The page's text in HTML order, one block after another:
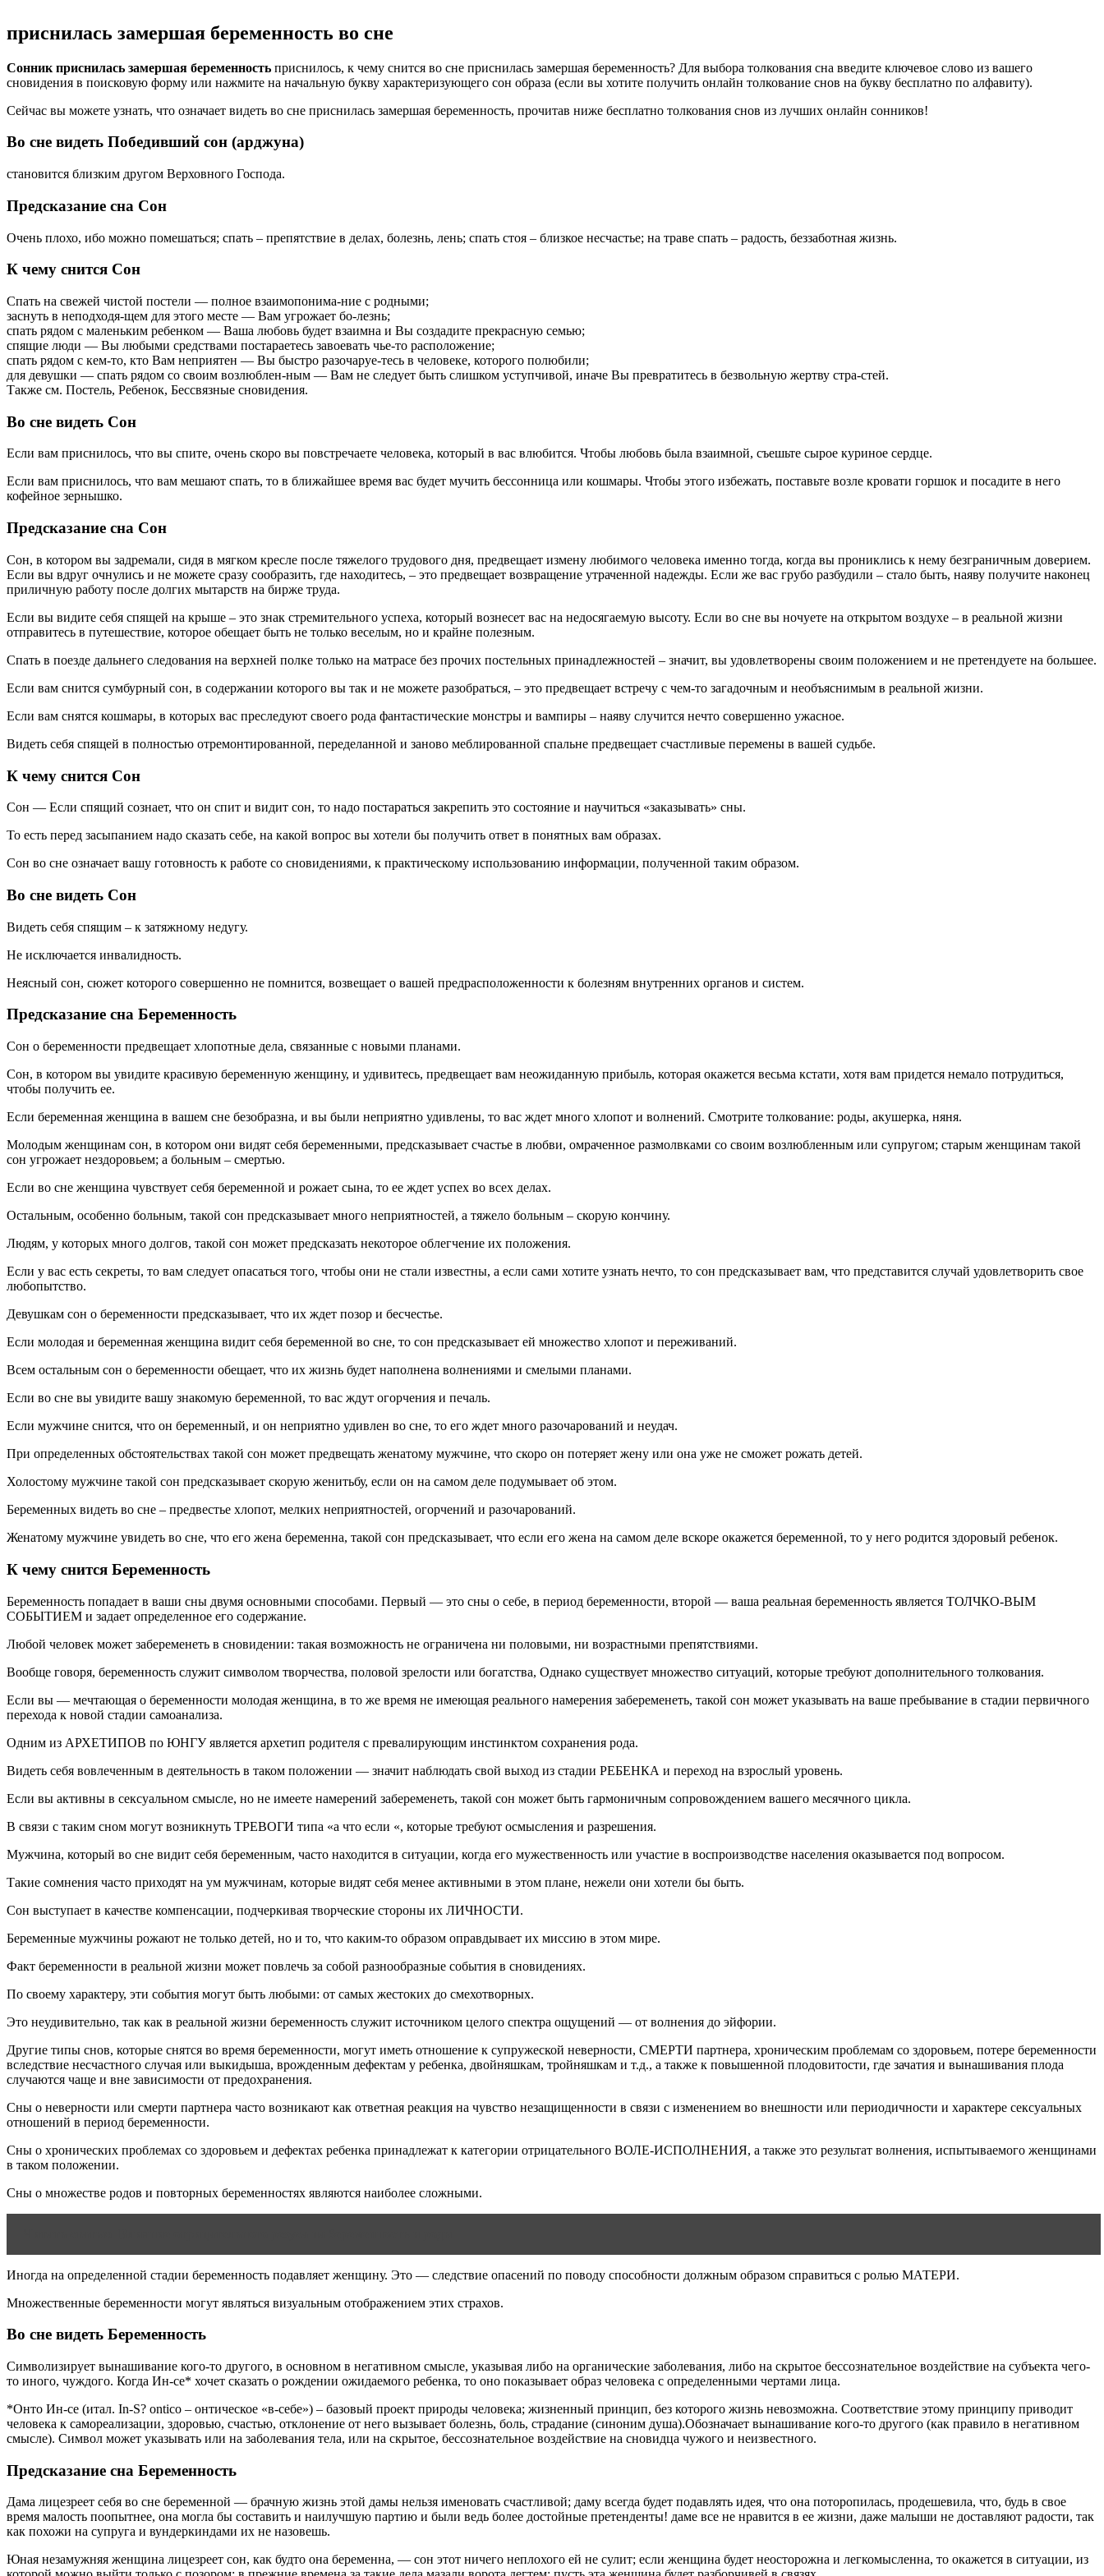
приснилась замершая беременность во сне
Сонник приснилась замершая беременность приснилось, к чему снится во сне приснилась замершая беременность? Для выбора толкования сна введите ключевое слово из вашего
сновидения в поисковую форму или нажмите на начальную букву характеризующего сон образа (если вы хотите получить онлайн толкование снов на букву бесплатно по алфавиту).
Сейчас вы можете узнать, что означает видеть во сне приснилась замершая беременность, прочитав ниже бесплатно толкования снов из лучших онлайн сонников!
Во сне видеть Победивший сон (арджуна)
становится близким другом Верховного Господа.
Предсказание сна Сон
Очень плохо, ибо можно помешаться; спать – препятствие в делах, болезнь, лень; спать стоя – близкое несчастье; на траве спать – радость, беззаботная жизнь.
К чему снится Сон
Спать на свежей чистой постели — полное взаимопонима-ние с родными;
заснуть в неподходя-щем для этого месте — Вам угрожает бо-лезнь;
спать рядом с маленьким ребенком — Ваша любовь будет взаимна и Вы создадите прекрасную семью;
спящие люди — Вы любыми средствами постараетесь завоевать чье-то расположение;
спать рядом с кем-то, кто Вам неприятен — Вы быстро разочаруе-тесь в человеке, которого полюбили;
для девушки — спать рядом со своим возлюблен-ным — Вам не следует быть слишком уступчивой, иначе Вы превратитесь в безвольную жертву стра-стей.
Также см. Постель, Ребенок, Бессвязные сновидения.
Во сне видеть Сон
Если вам приснилось, что вы спите, очень скоро вы повстречаете человека, который в вас влюбится. Чтобы любовь была взаимной, съешьте сырое куриное сердце.
Если вам приснилось, что вам мешают спать, то в ближайшее время вас будет мучить бессонница или кошмары. Чтобы этого избежать, поставьте возле кровати горшок и посадите в него
кофейное зернышко.
Предсказание сна Сон
Сон, в котором вы задремали, сидя в мягком кресле после тяжелого трудового дня, предвещает измену любимого человека именно тогда, когда вы прониклись к нему безграничным доверием.
Если вы вдруг очнулись и не можете сразу сообразить, где находитесь, – это предвещает возвращение утраченной надежды. Если же вас грубо разбудили – стало быть, наяву получите наконец
приличную работу после долгих мытарств на бирже труда.
Если вы видите себя спящей на крыше – это знак стремительного успеха, который вознесет вас на недосягаемую высоту. Если во сне вы ночуете на открытом воздухе – в реальной жизни
отправитесь в путешествие, которое обещает быть не только веселым, но и крайне полезным.
Спать в поезде дальнего следования на верхней полке только на матрасе без прочих постельных принадлежностей – значит, вы удовлетворены своим положением и не претендуете на большее.
Если вам снится сумбурный сон, в содержании которого вы так и не можете разобраться, – это предвещает встречу с чем-то загадочным и необъяснимым в реальной жизни.
Если вам снятся кошмары, в которых вас преследуют своего рода фантастические монстры и вампиры – наяву случится нечто совершенно ужасное.
Видеть себя спящей в полностью отремонтированной, переделанной и заново меблированной спальне предвещает счастливые перемены в вашей судьбе.
К чему снится Сон
Сон — Если спящий сознает, что он спит и видит сон, то надо постараться закрепить это состояние и научиться «заказывать» сны.
То есть перед засыпанием надо сказать себе, на какой вопрос вы хотели бы получить ответ в понятных вам образах.
Сон во сне означает вашу готовность к работе со сновидениями, к практическому использованию информации, полученной таким образом.
Во сне видеть Сон
Видеть себя спящим – к затяжному недугу.
Не исключается инвалидность.
Неясный сон, сюжет которого совершенно не помнится, возвещает о вашей предрасположенности к болезням внутренних органов и систем.
Предсказание сна Беременность
Сон о беременности предвещает хлопотные дела, связанные с новыми планами.
Сон, в котором вы увидите красивую беременную женщину, и удивитесь, предвещает вам неожиданную прибыль, которая окажется весьма кстати, хотя вам придется немало потрудиться,
чтобы получить ее.
Если беременная женщина в вашем сне безобразна, и вы были неприятно удивлены, то вас ждет много хлопот и волнений. Смотрите толкование: роды, акушерка, няня.
Молодым женщинам сон, в котором они видят себя беременными, предсказывает счастье в любви, омраченное размолвками со своим возлюбленным или супругом; старым женщинам такой
сон угрожает нездоровьем; а больным – смертью.
Если во сне женщина чувствует себя беременной и рожает сына, то ее ждет успех во всех делах.
Остальным, особенно больным, такой сон предсказывает много неприятностей, а тяжело больным – скорую кончину.
Людям, у которых много долгов, такой сон может предсказать некоторое облегчение их положения.
Если у вас есть секреты, то вам следует опасаться того, чтобы они не стали известны, а если сами хотите узнать нечто, то сон предсказывает вам, что представится случай удовлетворить свое
любопытство.
Девушкам сон о беременности предсказывает, что их ждет позор и бесчестье.
Если молодая и беременная женщина видит себя беременной во сне, то сон предсказывает ей множество хлопот и переживаний.
Всем остальным сон о беременности обещает, что их жизнь будет наполнена волнениями и смелыми планами.
Если во сне вы увидите вашу знакомую беременной, то вас ждут огорчения и печаль.
Если мужчине снится, что он беременный, и он неприятно удивлен во сне, то его ждет много разочарований и неудач.
При определенных обстоятельствах такой сон может предвещать женатому мужчине, что скоро он потеряет жену или она уже не сможет рожать детей.
Холостому мужчине такой сон предсказывает скорую женитьбу, если он на самом деле подумывает об этом.
Беременных видеть во сне – предвестье хлопот, мелких неприятностей, огорчений и разочарований.
Женатому мужчине увидеть во сне, что его жена беременна, такой сон предсказывает, что если его жена на самом деле вскоре окажется беременной, то у него родится здоровый ребенок.
К чему снится Беременность
Беременность попадает в ваши сны двумя основными способами. Первый — это сны о себе, в период беременности, второй — ваша реальная беременность является ТОЛЧКО-ВЫМ
СОБЫТИЕМ и задает определенное его содержание.
Любой человек может забеременеть в сновидении: такая возможность не ограничена ни половыми, ни возрастными препятствиями.
Вообще говоря, беременность служит символом творчества, половой зрелости или богатства, Однако существует множество ситуаций, которые требуют дополнительного толкования.
Если вы — мечтающая о беременности молодая женщина, в то же время не имеющая реального намерения забеременеть, такой сон может указывать на ваше пребывание в стадии первичного
перехода к новой стадии самоанализа.
Одним из АРХЕТИПОВ по ЮНГУ является архетип родителя с превалирующим инстинктом сохранения рода.
Видеть себя вовлеченным в деятельность в таком положении — значит наблюдать свой выход из стадии РЕБЕНКА и переход на взрослый уровень.
Если вы активны в сексуальном смысле, но не имеете намерений забеременеть, такой сон может быть гармоничным сопровождением вашего месячного цикла.
В связи с таким сном могут возникнуть ТРЕВОГИ типа «а что если «, которые требуют осмысления и разрешения.
Мужчина, который во сне видит себя беременным, часто находится в ситуации, когда его мужественность или участие в воспроизводстве населения оказывается под вопросом.
Такие сомнения часто приходят на ум мужчинам, которые видят себя менее активными в этом плане, нежели они хотели бы быть.
Сон выступает в качестве компенсации, подчеркивая творческие стороны их ЛИЧНОСТИ.
Беременные мужчины рожают не только детей, но и то, что каким-то образом оправдывает их миссию в этом мире.
Факт беременности в реальной жизни может повлечь за собой разнообразные события в сновидениях.
По своему характеру, эти события могут быть любыми: от самых жестоких до смехотворных.
Это неудивительно, так как в реальной жизни беременность служит источником целого спектра ощущений — от волнения до эйфории.
Другие типы снов, которые снятся во время беременности, могут иметь отношение к супружеской неверности, СМЕРТИ партнера, хроническим проблемам со здоровьем, потере беременности
вследствие несчастного случая или выкидыша, врожденным дефектам у ребенка, двойняшкам, тройняшкам и т.д., а также к повышенной плодовитости, где зачатия и вынашивания плода
случаются чаще и вне зависимости от предохранения.
Сны о неверности или смерти партнера часто возникают как ответная реакция на чувство незащищенности в связи с изменением во внешности или периодичности и характере сексуальных
отношений в период беременности.
Сны о хронических проблемах со здоровьем и дефектах ребенка принадлежат к категории отрицательного ВОЛЕ-ИСПОЛНЕНИЯ, а также это результат волнения, испытываемого женщинами
в таком положении.
Сны о множестве родов и повторных беременностях являются наиболее сложными.
Иногда на определенной стадии беременность подавляет женщину. Это — следствие опасений по поводу способности должным образом справиться с ролью МАТЕРИ.
Множественные беременности могут являться визуальным отображением этих страхов.
Во сне видеть Беременность
Символизирует вынашивание кого-то другого, в основном в негативном смысле, указывая либо на органические заболевания, либо на скрытое бессознательное воздействие на субъекта чего-
то иного, чуждого. Когда Ин-се* хочет сказать о рождении ожидаемого ребенка, то оно показывает образ человека с определенными чертами лица.
*Онто Ин-се (итал. In-S? ontico – онтическое «в-себе») – базовый проект природы человека; жизненный принцип, без которого жизнь невозможна. Соответствие этому принципу приводит
человека к самореализации, здоровью, счастью, отклонение от него вызывает болезнь, боль, страдание (синоним душа).Обозначает вынашивание кого-то другого (как правило в негативном
смысле). Символ может указывать или на заболевания тела, или на скрытое, бессознательное воздействие на сновидца чужого и неизвестного.
Предсказание сна Беременность
Дама лицезреет себя во сне беременной — брачную жизнь этой дамы нельзя именовать счастливой; даму всегда будет подавлять идея, что она поторопилась, продешевила, что, будь в свое
время малость поопытнее, она могла бы составить и наилучшую партию и были ведь более достойные претенденты! даме все не нравится в ее жизни, даже малыши не доставляют радости, так
как похожи на супруга и вундеркиндами их не назовешь.
Юная незамужняя женщина лицезреет сон, как будто она беременна, — сон этот ничего неплохого ей не сулит; если женщина будет неосторожна и легкомысленна, то окажется в ситуации, из